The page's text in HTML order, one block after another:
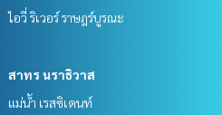
ไอวี่ ริเวอร์ ราษฎร์บูรณะ
สาทร นราธิวาส
แม่น้ำ เรสซิเดนท์